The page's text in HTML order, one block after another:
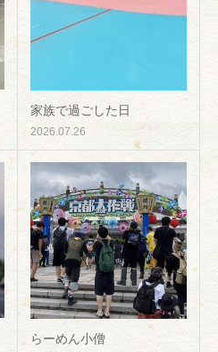
家族で過ごした日
2026.07.26
らーめん小僧